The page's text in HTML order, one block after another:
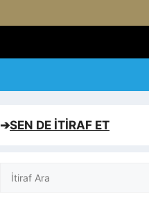
➔SEN DE İTİRAF ET
Ara